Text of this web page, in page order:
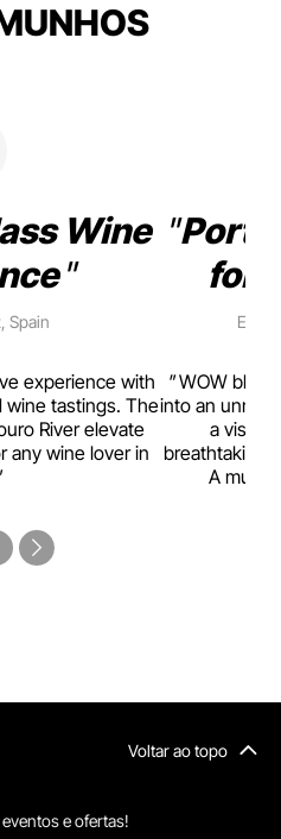
Wine
Spain
experience with
wine tastings. The
River elevate
any wine lover in
for
WOW
into an
a visual
breathtaking
A must-
Voltar ao topo
e ofertas!